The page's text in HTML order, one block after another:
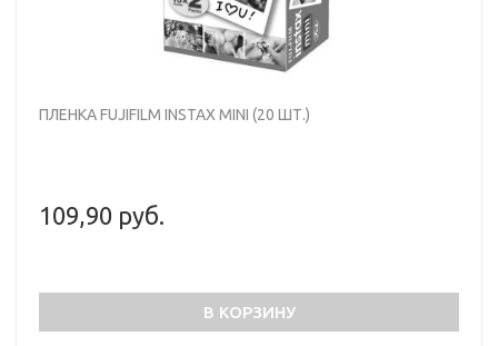
ПЛЕНКА FUJIFILM INSTAX MINI (20 ШТ.)
109,90 руб.
В КОРЗИНУ